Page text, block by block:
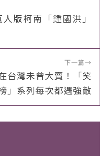
版柯南「鍾國洪」
下一篇→
台灣未曾大賣！「笑
」系列每次都遇強敵